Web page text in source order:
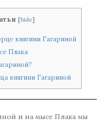
[hide]
княгини Гагариной
Плака
княгини Гагариной
и на мысе Плака мы